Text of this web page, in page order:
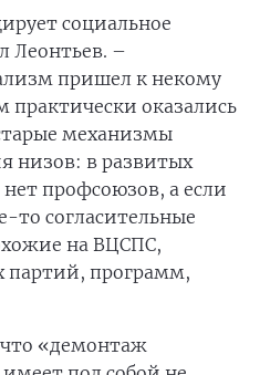
социальное
Леонтьев. –
пришел к некому
практически оказались
механизмы
низов: в развитых
профсоюзов, а если
то согласительные
на ВЦСПС,
партий, программ,
«демонтаж